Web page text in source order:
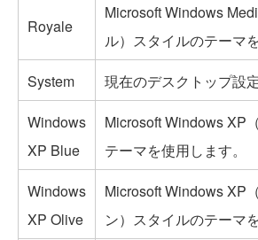
Royale
Microsoft Windows
ル）スタイルのテーマ
System
現在のデスクトップ設
Windows
XP Blue
Microsoft Windows XP
テーマを使用します。
Windows
XP Olive
Microsoft Windows XP
ン）スタイルのテーマ